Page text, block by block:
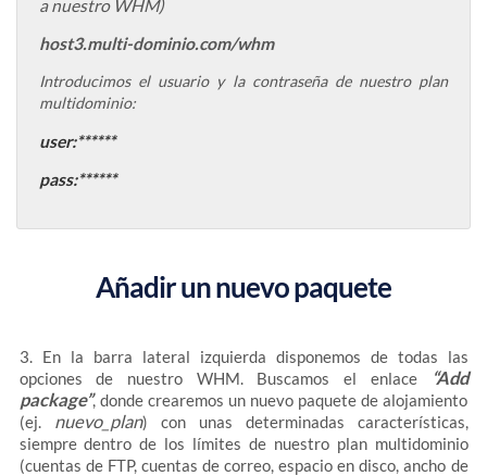
a nuestro WHM)
host3.multi-dominio.com/whm
Introducimos el usuario y la contraseña de nuestro plan
multidominio:
user:******
pass:******
Añadir un nuevo paquete
3. En la barra lateral izquierda disponemos de todas las
opciones de nuestro WHM. Buscamos el enlace“Add
package”, donde crearemos un nuevo paquete de alojamiento
(ej. nuevo_plan) con unas determinadas características,
siempre dentro de los límites de nuestro plan multidominio
(cuentas de FTP, cuentas de correo, espacio en disco, ancho de